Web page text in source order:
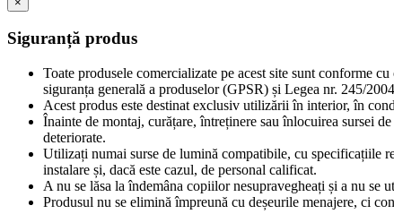
Siguranță produs
Toate produsele comercializate pe acest site sunt conforme
siguranța generală a produselor (GPSR) și Legea nr. 245/
Acest produs este destinat exclusiv utilizării în interior, în
Înainte de montaj, curățare, întreținere sau înlocuirea sursei
deteriorate.
Utilizați numai surse de lumină compatibile, cu specificațiile
instalare și, dacă este cazul, de personal calificat.
A nu se lăsa la îndemâna copiilor nesupravegheați și a nu se
Produsul nu se elimină împreună cu deșeurile menajere, ci